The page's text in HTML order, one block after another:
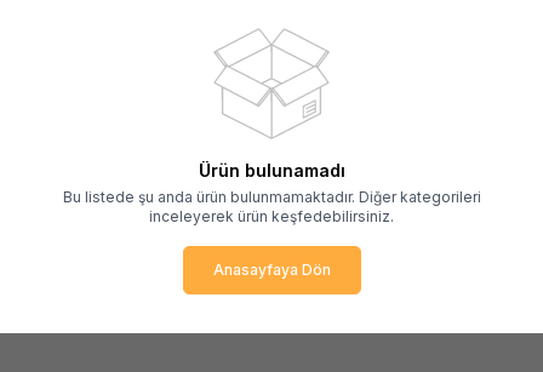
AYDINLATMA ÜRÜNLERİ
Ürün bulunamadı
Bu listede şu anda ürün bulunmamaktadır. Diğer kategorileri
inceleyerek ürün keşfedebilirsiniz.
Anasayfaya Dön